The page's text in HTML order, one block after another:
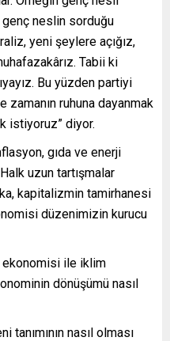
neslin sorduğu
yeni şeylere açığız,
Tabii ki
Bu yüzden partiyi
ruhuna dayanmak
istiyoruz” diyor.
gıda ve enerji
uzun tartışmalar
kapitalizmin tamirhanesi
düzenimizin kurucu
ekonomisi ile iklim
dönüşümü nasıl
nasıl olması